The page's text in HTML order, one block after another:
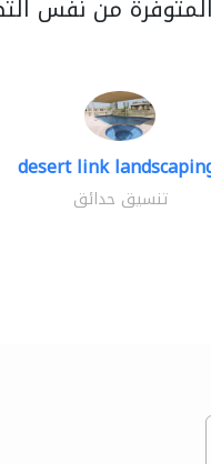
من نفس
desert link
تنسيق حدائق